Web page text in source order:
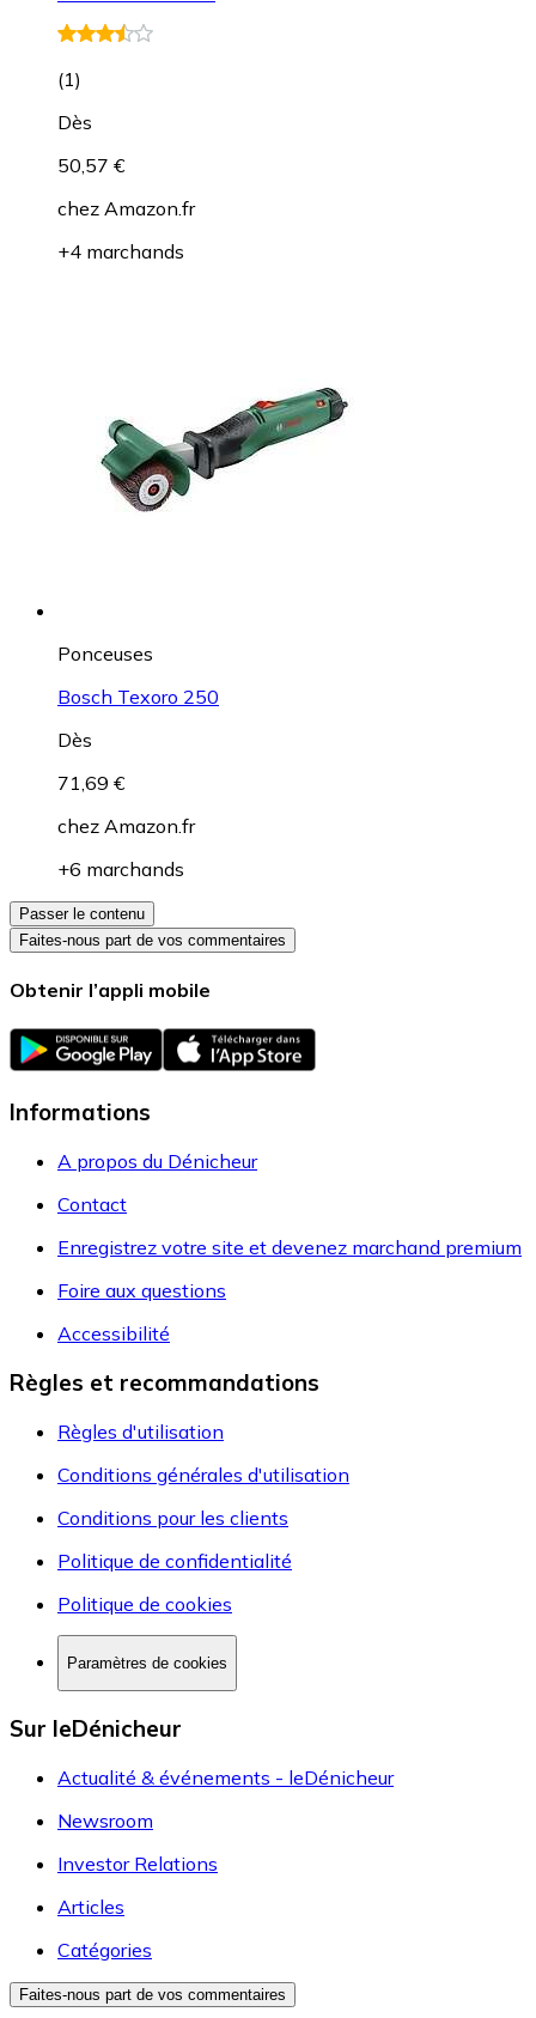
(1)
Dès
50,57 €
chez Amazon.fr
+4 marchands
Ponceuses
Bosch Texoro 250
Dès
71,69 €
chez Amazon.fr
+6 marchands
Passer le contenu
Faites-nous part de vos commentaires
Obtenir l’appli mobile
Informations
A propos du Dénicheur
Contact
Enregistrez votre site et devenez marchand premium
Foire aux questions
Accessibilité
Règles et recommandations
Règles d'utilisation
Conditions générales d'utilisation
Conditions pour les clients
Politique de confidentialité
Politique de cookies
Paramètres de cookies
Sur leDénicheur
Actualité & événements - leDénicheur
Newsroom
Investor Relations
Articles
Catégories
Faites-nous part de vos commentaires